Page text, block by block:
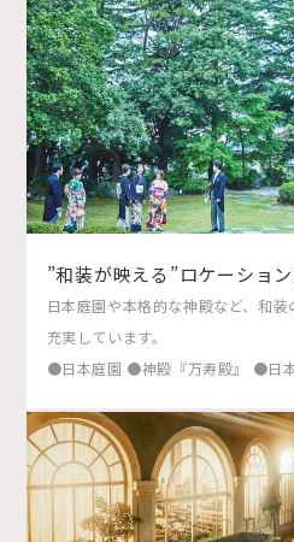
”和装が映える”ロケーショ
日本庭園や本格的な神殿など、和
充実しています。
●日本庭園 ●神殿『万寿殿』 ●日